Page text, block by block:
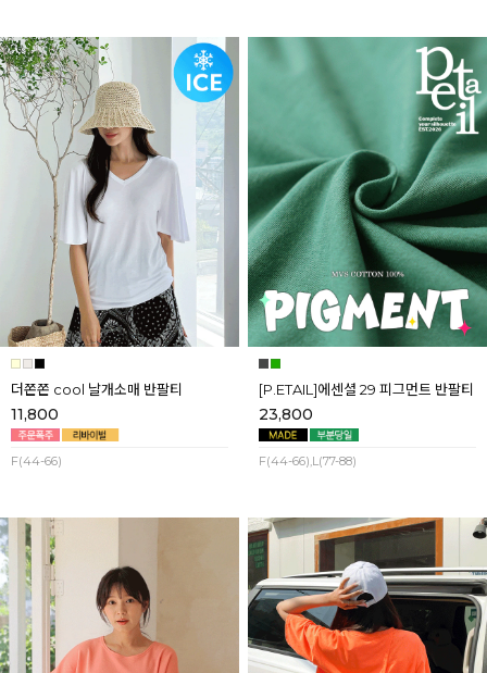
더쫀쫀 cool 날개소매 반팔티
11,800
F(44-66)
[P.ETAIL]에센셜 29 피그먼트 반팔티
23,800
F(44-66),L(77-88)